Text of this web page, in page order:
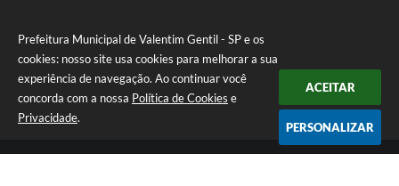
Prefeitura Municipal de Valentim Gentil - SP e os
cookies: nosso site usa cookies para melhorar a sua
experiência de navegação. Ao continuar você
concorda com a nossa Política de Cookies e
Privacidade.
ACEITAR
PERSONALIZAR